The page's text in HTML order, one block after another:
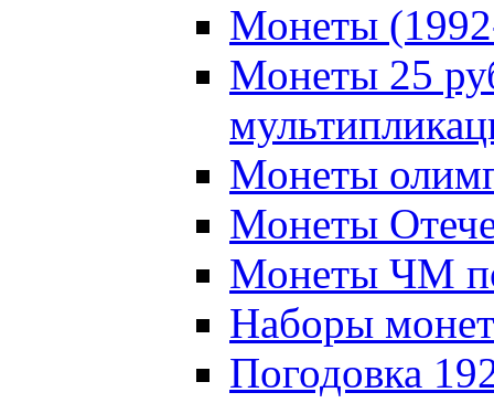
Монеты
Монеты 25
Монеты
Монеты
Монеты ЧМ
Наборы монет
Погодовка